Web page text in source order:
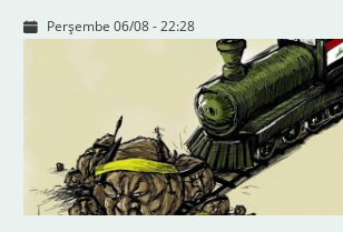
Perşembe 06/08 - 22:28